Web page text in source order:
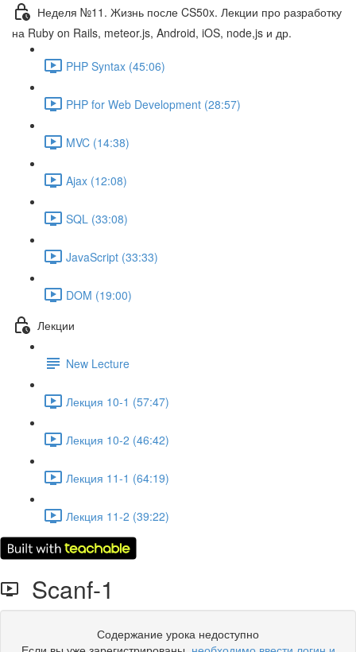
Неделя №11. Жизнь после CS50x. Лекции про разработку
на Ruby on Rails, meteor.js, Android, iOS, node,js и др.
PHP Syntax (45:06)
PHP for Web Development (28:57)
MVC (14:38)
Ajax (12:08)
SQL (33:08)
JavaScript (33:33)
DOM (19:00)
Лекции
New Lecture
Лекция 10-1 (57:47)
Лекция 10-2 (46:42)
Лекция 11-1 (64:19)
Лекция 11-2 (39:22)
Scanf-1
Содержание урока недоступно